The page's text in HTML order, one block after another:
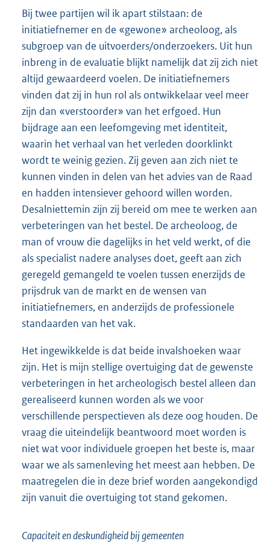
Bij twee partijen wil ik apart stilstaan: de
initiatiefnemer en de «gewone» archeoloog, als
subgroep van de uitvoerders/onderzoekers. Uit hun
inbreng in de evaluatie blijkt namelijk dat zij zich niet
altijd gewaardeerd voelen. De initiatiefnemers
vinden dat zij in hun rol als ontwikkelaar veel meer
zijn dan «verstoorder» van het erfgoed. Hun
bijdrage aan een leefomgeving met identiteit,
waarin het verhaal van het verleden doorklinkt
wordt te weinig gezien. Zij geven aan zich niet te
kunnen vinden in delen van het advies van de Raad
en hadden intensiever gehoord willen worden.
Desalniettemin zijn zij bereid om mee te werken aan
verbeteringen van het bestel. De archeoloog, de
man of vrouw die dagelijks in het veld werkt, of die
als specialist nadere analyses doet, geeft aan zich
geregeld gemangeld te voelen tussen enerzijds de
prijsdruk van de markt en de wensen van
initiatiefnemers, en anderzijds de professionele
standaarden van het vak.
Het ingewikkelde is dat beide invalshoeken waar
zijn. Het is mijn stellige overtuiging dat de gewenste
verbeteringen in het archeologisch bestel alleen dan
gerealiseerd kunnen worden als we voor
verschillende perspectieven als deze oog houden. De
vraag die uiteindelijk beantwoord moet worden is
niet wat voor individuele groepen het beste is, maar
waar we als samenleving het meest aan hebben. De
maatregelen die in deze brief worden aangekondigd
zijn vanuit die overtuiging tot stand gekomen.
Capaciteit en deskundigheid bij gemeenten